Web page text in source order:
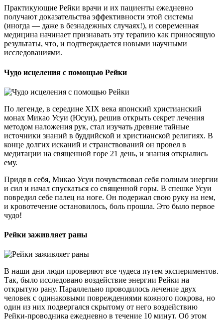
Практикующие Рейки врачи и их пациенты ежедневно
получают доказательства эффективности этой системы
(иногда — даже в безнадежных случаях!), и современная
медицина начинает признавать эту терапию как приносящую
результаты, что, и подтверждается новыми научными
исследованиями.
Чудо исцеления с помощью Рейки
По легенде, в середине XIX века японский христианский
монах Микао Усуи (Юсуи), решив открыть секрет лечения
методом наложения рук, стал изучать древние тайные
источники знаний в буддийской и христианской религиях. В
конце долгих исканий и странствований он провел в
медитации на священной горе 21 день, и знания открылись
ему.
Придя в себя, Микао Усуи почувствовал себя полным энергии
и сил и начал спускаться со священной горы. В спешке Усуи
повредил себе палец на ноге. Он подержал свою руку на нем,
и кровотечение остановилось, боль прошла. Это было первое
чудо!
Рейки заживляет раны
В наши дни люди проверяют все чудеса путем экспериментов.
Так, было исследовано воздействие энергии Рейки на
открытую рану. Параллельно проводилось лечение двух
человек с одинаковыми повреждениями кожного покрова, но
один из них подвергался скрытому от него воздействию
Рейки-проводника ежедневно в течение 10 минут. Об этом